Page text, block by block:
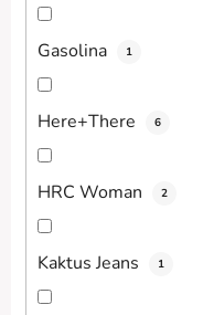
Gasolina 1
Here+There 6
HRC Woman 2
Kaktus Jeans 1